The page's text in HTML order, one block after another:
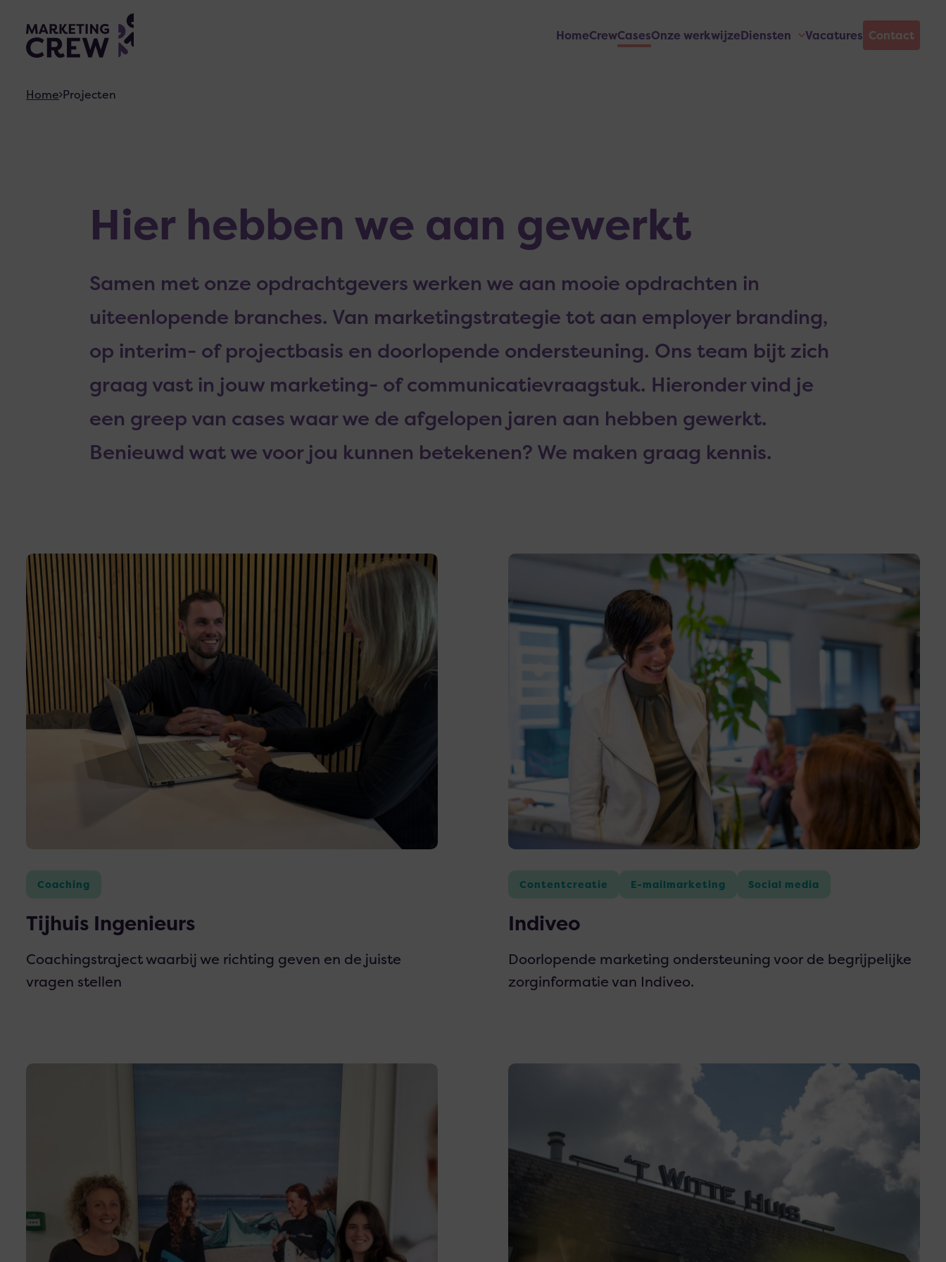
HomeCrewCasesOnze werkwijzeDiensten Vacatures Contact
Home Projecten
Hier hebben we aan gewerkt
Samen met onze opdrachtgevers werken we aan mooie opdrachten in
uiteenlopende branches. Van marketingstrategie tot aan employer branding,
op interim- of projectbasis en doorlopende ondersteuning. Ons team bijt zich
graag vast in jouw marketing- of communicatievraagstuk. Hieronder vind je
een greep van cases waar we de afgelopen jaren aan hebben gewerkt.
Benieuwd wat we voor jou kunnen betekenen? We maken graag kennis.
Lees
meer
over
Tijhuis
Ingenieurs
Coaching
Tijhuis Ingenieurs
Coachingstraject waarbij we richting geven en de juiste
vragen stellen
meer
over
Contentcreatie E-mailmarketing Social media
Indiveo
Doorlopende marketing ondersteuning voor de begrijpelijke
zorginformatie van Indiveo.
Friesland
over